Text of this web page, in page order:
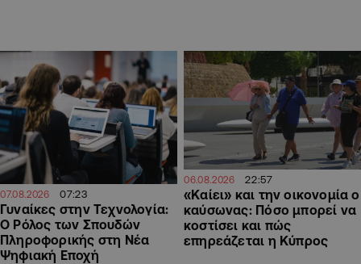
07.08.2026 07:23
Γυναίκες στην Τεχνολογία:
Ο Ρόλος των Σπουδών
Πληροφορικής στη Νέα
Ψηφιακή Εποχή
06.08.2026 22:57
«Καίει» και την οικονομία ο
καύσωνας: Πόσο μπορεί να
κοστίσει και πώς
επηρεάζεται η Κύπρος